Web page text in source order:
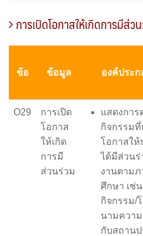
การเปิดโอกาสให้เกิดการมีส่ว
ข้อ ข้อมูล องค์ประ
O29
การเปิด
โอกาส
ให้เกิด
การมี
ส่วนร่วม
แสดงการ
กิจกรรมที่
โอกาสใ
ได้มีส่วนร่
งานตาม
ศึกษา เช่
กิจกรรม/
นามความ
กับสถาน